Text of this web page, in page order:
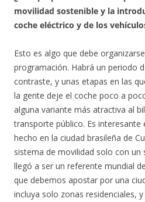
movilidad sostenible y la
coche eléctrico y de los
Esto es algo que debe
programación. Habrá un periodo
contraste, y unas etapas en las
la gente deje el coche poco a
alguna variante más atractiva al
transporte público. Es
hecho en la ciudad brasileña de
sistema de movilidad solo con un
llegó a ser un referente mundial
que debemos apostar por una
incluya solo zonas residenciales,